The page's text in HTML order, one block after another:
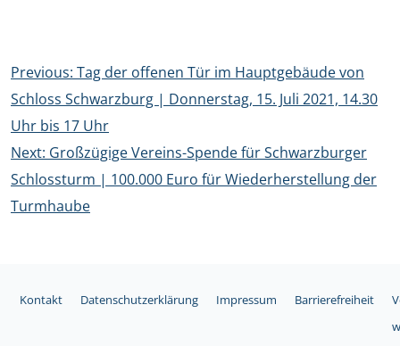
Beitragsnavigation
Previous: Tag der offenen Tür im Hauptgebäude von
Schloss Schwarzburg | Donnerstag, 15. Juli 2021, 14.30
Uhr bis 17 Uhr
Next: Großzügige Vereins-Spende für Schwarzburger
Schlossturm | 100.000 Euro für Wiederherstellung der
Turmhaube
Kontakt Datenschutzerklärung Impressum Barrierefreiheit